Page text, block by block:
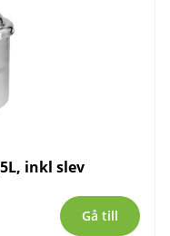
inkl slev
Gå till